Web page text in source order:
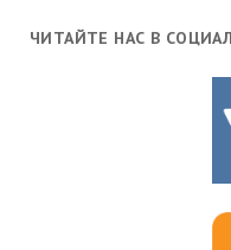
ЧИТАЙТЕ НАС В